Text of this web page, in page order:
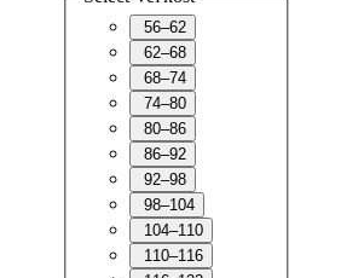
56–62
62–68
68–74
74–80
80–86
86–92
92–98
98–104
104–110
110–116